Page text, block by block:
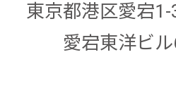
東京都港区愛宕1-
愛宕東洋ビル